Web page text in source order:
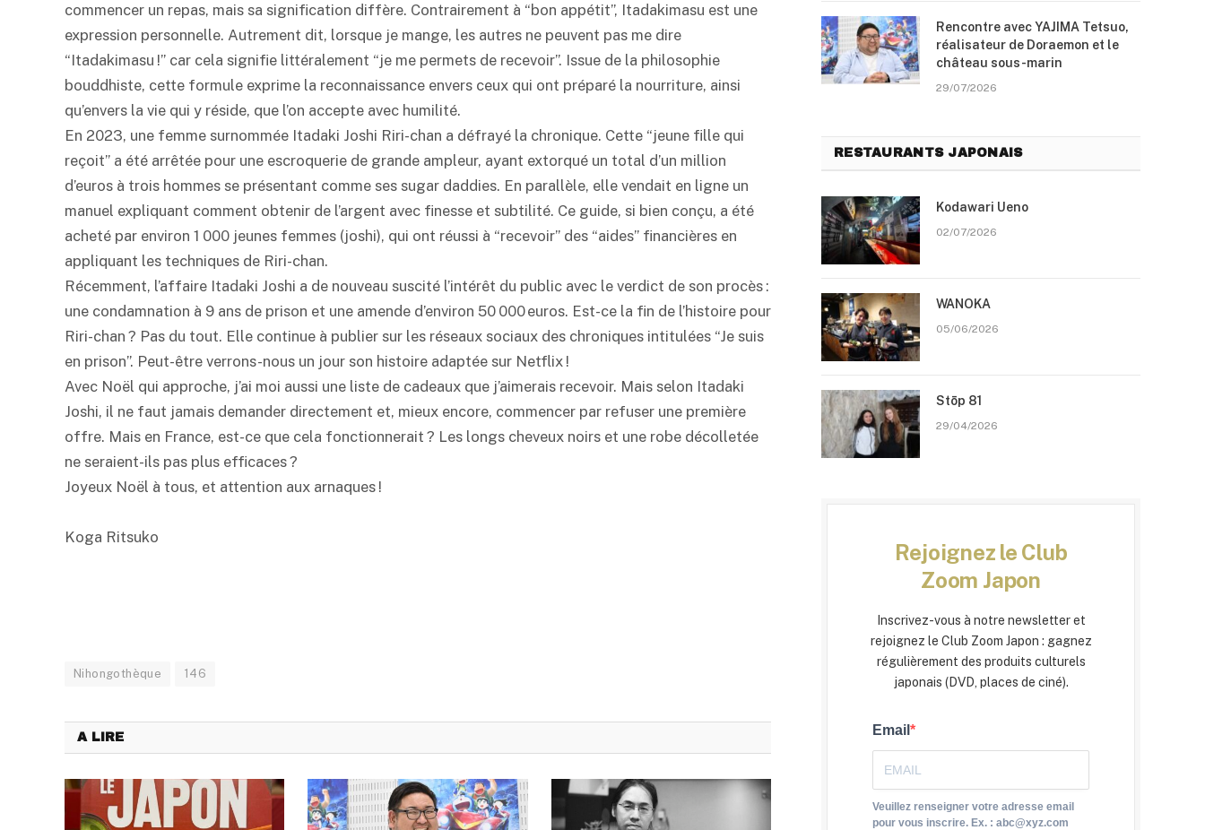
commencer un repas, mais sa signification diffère. Contrairement à “bon appétit”, Itadakimasu est une
expression personnelle. Autrement dit, lorsque je mange, les autres ne peuvent pas me dire
“Itadakimasu !” car cela signifie littéralement “je me permets de recevoir”. Issue de la philosophie
bouddhiste, cette formule exprime la reconnaissance envers ceux qui ont préparé la nourriture, ainsi
qu’envers la vie qui y réside, que l’on accepte avec humilité.
En 2023, une femme surnommée Itadaki Joshi Riri-chan a défrayé la chronique. Cette “jeune fille qui
reçoit” a été arrêtée pour une escroquerie de grande ampleur, ayant extorqué un total d’un million
d’euros à trois hommes se présentant comme ses sugar daddies. En parallèle, elle vendait en ligne un
manuel expliquant comment obtenir de l’argent avec finesse et subtilité. Ce guide, si bien conçu, a été
acheté par environ 1 000 jeunes femmes (joshi), qui ont réussi à “recevoir” des “aides” financières en
appliquant les techniques de Riri-chan.
Récemment, l’affaire Itadaki Joshi a de nouveau suscité l’intérêt du public avec le verdict de son procès :
une condamnation à 9 ans de prison et une amende d’environ 50 000 euros. Est-ce la fin de l’histoire pour
Riri-chan ? Pas du tout. Elle continue à publier sur les réseaux sociaux des chroniques intitulées “Je suis
en prison”. Peut-être verrons-nous un jour son histoire adaptée sur Netflix !
Avec Noël qui approche, j’ai moi aussi une liste de cadeaux que j’aimerais recevoir. Mais selon Itadaki
Joshi, il ne faut jamais demander directement et, mieux encore, commencer par refuser une première
offre. Mais en France, est-ce que cela fonctionnerait ? Les longs cheveux noirs et une robe décolletée
ne seraient-ils pas plus efficaces ?
Joyeux Noël à tous, et attention aux arnaques !
Koga Ritsuko
Nihongothèque 146
A LIRE
Rencontre avec YAJIMA Tetsuo,
réalisateur de Doraemon et le
château sous-marin
29/07/2026
RESTAURANTS JAPONAIS
Kodawari Ueno
02/07/2026
WANOKA
05/06/2026
Stōp 81
29/04/2026
Rejoignez le Club
Zoom Japon
Inscrivez-vous à notre newsletter et
rejoignez le Club Zoom Japon : gagnez
régulièrement des produits culturels
japonais (DVD, places de ciné).
Email
Veuillez renseigner votre adresse email
pour vous inscrire. Ex. : abc@xyz.com